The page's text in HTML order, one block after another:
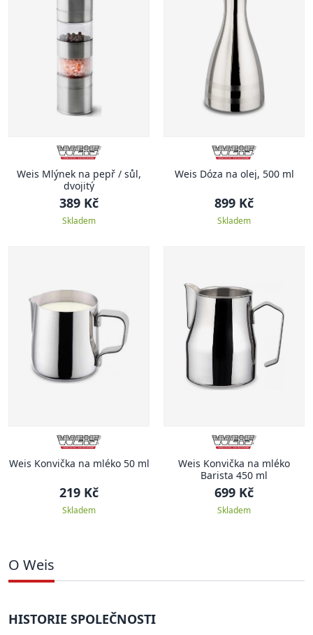
Weis Mlýnek na pepř / sůl,
dvojitý
389 Kč
Skladem
Weis Dóza na olej, 500 ml
899 Kč
Skladem
Weis Konvička na mléko 50 ml
219 Kč
Skladem
Weis Konvička na mléko
Barista 450 ml
699 Kč
Skladem
O Weis
HISTORIE SPOLEČNOSTI